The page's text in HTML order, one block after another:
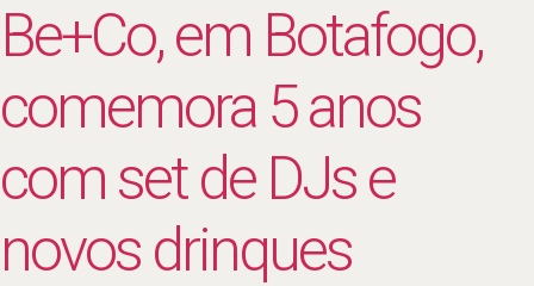
Be+Co, em Botafogo,
comemora 5 anos
com set de DJs e
novos drinques